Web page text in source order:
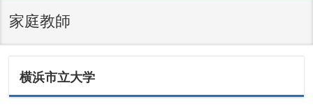
家庭教師
横浜市立大学